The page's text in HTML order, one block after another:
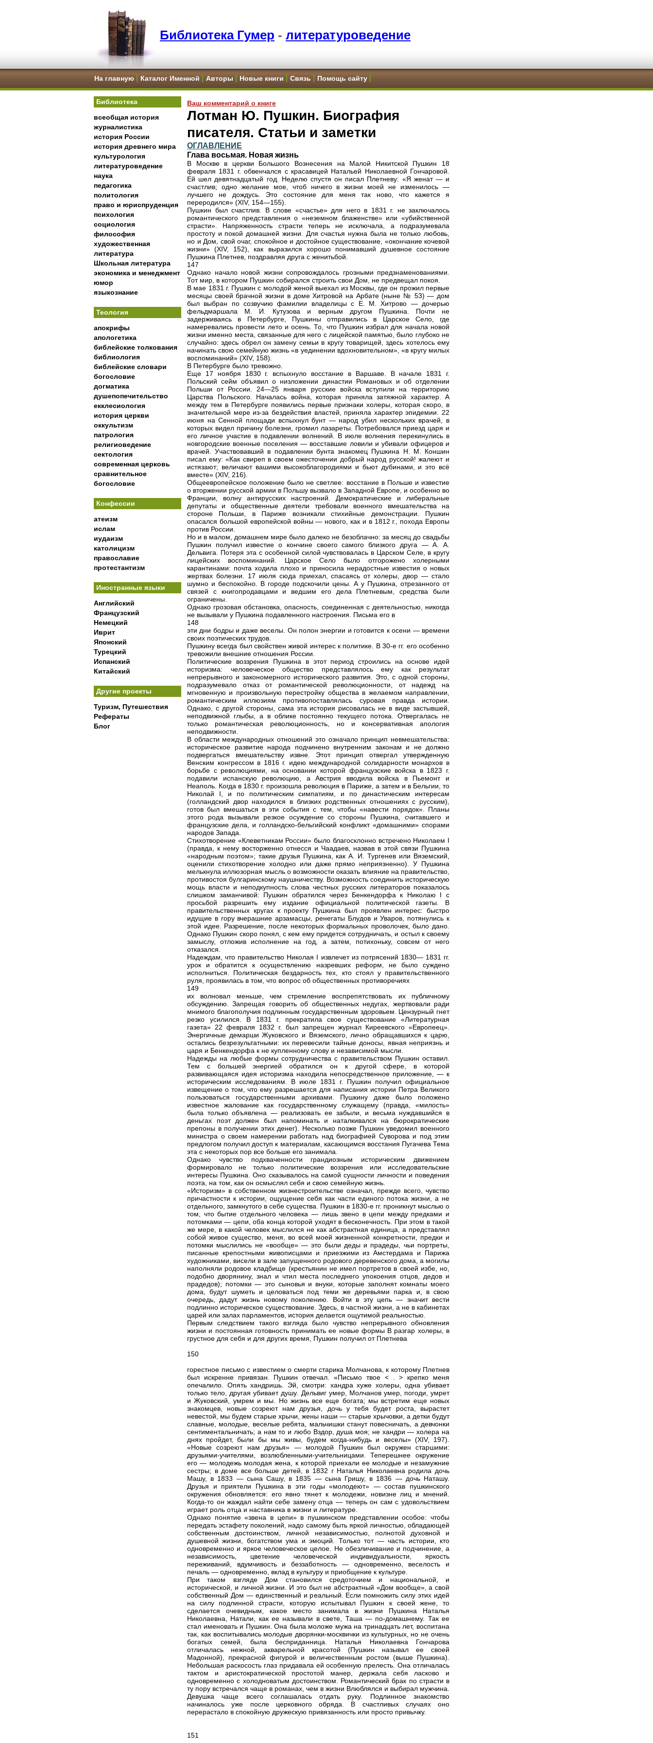
Библиотека Гумер - литературоведение
На главную Каталог Именной Авторы Новые книги Связь Помощь сайту
Библиотека
всеобщая история
журналистика
история России
история древнего мира
культурология
литературоведение
наука
педагогика
политология
право и юриспруденция
психология
социология
философия
художественная
литература
Школьная литература
экономика и менеджмент
юмор
языкознание
Теология
апокрифы
апологетика
библейские толкования
библиология
библейские словари
богословие
догматика
душепопечительство
екклесиология
история церкви
оккультизм
патрология
религиоведение
сектология
современная церковь
сравнительное
богословие
Конфессии
атеизм
ислам
иудаизм
католицизм
православие
протестантизм
Иностранные языки
Английский
Французский
Немецкий
Иврит
Японский
Турецкий
Испанский
Китайский
Другие проекты
Туризм, Путешествия
Рефераты
Блог
Ваш комментарий о книге
Лотман Ю. Пушкин. Биография
писателя. Статьи и заметки
ОГЛАВЛЕНИЕ
Глава восьмая. Новая жизнь
В Москве в церкви Большого Вознесения на Малой Никитской Пушкин 18
февраля 1831 г. обвенчался с красавицей Натальей Николаевной Гончаровой.
Ей шел девятнадцатый год. Неделю спустя он писал Плетневу: «Я женат — и
счастлив; одно желание мое, чтоб ничего в жизни моей не изменилось —
лучшего не дождусь. Это состояние для меня так ново, что кажется я
переродился» (XIV, 154—155).
Пушкин был счастлив. В слове «счастье» для него в 1831 г. не заключалось
романтического представления о «неземном блаженстве» или «убийственной
страсти». Напряженность страсти теперь не исключала, а подразумевала
простоту и покой домашней жизни. Для счастья нужна была не только любовь,
но и Дом, свой очаг, спокойное и достойное существование, «окончание кочевой
жизни» (XIV, 152), как выразился хорошо понимавший душевное состояние
Пушкина Плетнев, поздравляя друга с женитьбой.
147
Однако начало новой жизни сопровождалось грозными предзнаменованиями.
Тот мир, в котором Пушкин собирался строить свои Дом, не предвещал покоя.
В мае 1831 г. Пушкин с молодой женой выехал из Москвы, где он прожил первые
месяцы своей брачной жизни в доме Хитровой на Арбате (ныне № 53) — дом
был выбран по созвучию фамилии владелицы с Е. М. Хитрово — дочерью
фельдмаршала М. И. Кутузова и верным другом Пушкина. Почти не
задерживаясь в Петербурге, Пушкины отправились в Царское Село, где
намеревались провести лето и осень. То, что Пушкин избрал для начала новой
жизни именно места, связанные для него с лицейской памятью, было глубоко не
случайно: здесь обрел он замену семьи в кругу товарищей, здесь хотелось ему
начинать свою семейную жизнь «в уединении вдохновительном», «в кругу милых
воспоминаний» (XIV, 158).
В Петербурге было тревожно.
Еще 17 ноября 1830 г. вспыхнуло восстание в Варшаве. В начале 1831 г.
Польский сейм объявил о низложении династии Романовых и об отделении
Польши от России. 24—25 января русские войска вступили на территорию
Царства Польского. Началась война, которая приняла затяжной характер. А
между тем в Петербурге появились первые признаки холеры, которая скоро, в
значительной мере из-за бездействия властей, приняла характер эпидемии. 22
июня на Сенной площади вспыхнул бунт — народ убил нескольких врачей, в
которых видел причину болезни, громил лазареты. Потребовался приезд царя и
его личное участие в подавлении волнений. В июле волнения перекинулись в
новгородские военные поселения — восставшие ловили и убивали офицеров и
врачей. Участвовавший в подавлении бунта знакомец Пушкина Н. М. Коншин
писал ему: «Как свиреп в своем ожесточении добрый народ русской! жалеют и
истязают; величают вашими высокоблагородиями и бьют дубинами, и это всё
вместе» (XIV, 216).
Общеевропейское положение было не светлее: восстание в Польше и известие
о вторжении русской армии в Польшу вызвало в Западной Европе, и особенно во
Франции, волну антирусских настроений. Демократические и либеральные
депутаты и общественные деятели требовали военного вмешательства на
стороне Польши, в Париже возникали стихийные демонстрации. Пушкин
опасался большой европейской войны — нового, как и в 1812 г., похода Европы
против России.
Но и в малом, домашнем мире было далеко не безоблачно: за месяц до свадьбы
Пушкин получил известие о кончине своего самого близкого друга — А. А.
Дельвига. Потеря эта с особенной силой чувствовалась в Царском Селе, в кругу
лицейских воспоминаний. Царское Село было отгорожено холерными
карантинами: почта ходила плохо и приносила нерадостные известия о новых
жертвах болезни. 17 июля сюда приехал, спасаясь от холеры, двор — стало
шумно и беспокойно. В городе подскочили цены. А у Пушкина, отрезанного от
связей с книгопродавцами и ведшим его дела Плетневым, средства были
ограничены.
Однако грозовая обстановка, опасность, соединенная с деятельностью, никогда
не вызывали у Пушкина подавленного настроения. Письма его в
148
эти дни бодры и даже веселы. Он полон энергии и готовится к осени — времени
своих поэтических трудов.
Пушкину всегда был свойствен живой интерес к политике. В 30-е гг. его особенно
тревожили внешние отношения России.
Политические воззрения Пушкина в этот период строились на основе идей
историзма: человеческое общество представлялось ему как результат
непрерывного и закономерного исторического развития. Это, с одной стороны,
подразумевало отказ от романтической революционности, от надежд на
мгновенную и произвольную перестройку общества в желаемом направлении,
романтическим иллюзиям противопоставлялась суровая правда истории.
Однако, с другой стороны, сама эта история рисовалась не в виде застывшей,
неподвижной глыбы, а в облике постоянно текущего потока. Отвергалась не
только романтическая революционность, но и консервативная апология
неподвижности.
В области международных отношений это означало принцип невмешательства:
историческое развитие народа подчинено внутренним законам и не должно
подвергаться вмешательству извне. Этот принцип отвергал утвержденную
Венским конгрессом в 1816 г. идею международной солидарности монархов в
борьбе с революциями, на основании которой французские войска в 1823 г.
подавили испанскую революцию, а Австрия вводила войска в Пьемонт и
Неаполь. Когда в 1830 г. произошла революция в Париже, а затем и в Бельгии, то
Николай I, и по политическим симпатиям, и по династическим интересам
(голландский двор находился в близких родственных отношениях с русским),
готов был вмешаться в эти события с тем, чтобы «навести порядок». Планы
этого рода вызывали резкое осуждение со стороны Пушкина, считавшего и
французские дела, и голландско-бельгийский конфликт «домашними» спорами
народов Запада.
Стихотворение «Клеветникам России» было благосклонно встречено Николаем I
(правда, к нему восторженно отнесся и Чаадаев, назвав в этой связи Пушкина
«народным поэтом»; такие друзья Пушкина, как А. И. Тургенев или Вяземский,
оценили стихотворение холодно или даже прямо неприязненно). У Пушкина
мелькнула иллюзорная мысль о возможности оказать влияние на правительство,
противостоя булгаринскому наушничеству. Возможность соединить историческую
мощь власти и неподкупность слова честных русских литераторов показалось
слишком заманчивой: Пушкин обратился через Бенкендорфа к Николаю I с
просьбой разрешить ему издание официальной политической газеты. В
правительственных кругах к проекту Пушкина был проявлен интерес: быстро
идущие в гору вчерашние арзамасцы, ренегаты Блудов и Уваров, потянулись к
этой идее. Разрешение, после некоторых формальных проволочек, было дано.
Однако Пушкин скоро понял, с кем ему придется сотрудничать, и остыл к своему
замыслу, отложив исполнение на год, а затем, потихоньку, совсем от него
отказался.
Надеждам, что правительство Николая I извлечет из потрясений 1830— 1831 гг.
урок и обратится к осуществлению назревших реформ, не было суждено
исполниться. Политическая бездарность тех, кто стоял у правительственного
руля, проявилась в том, что вопрос об общественных противоречиях
149
их волновал меньше, чем стремление воспрепятствовать их публичному
обсуждению. Запрещая говорить об общественных недугах, жертвовали ради
мнимого благополучия подлинным государственным здоровьем. Цензурный гнет
резко усилился. В 1831 г. прекратила свое существование «Литературная
газета» 22 февраля 1832 г. был запрещен журнал Киреевского «Европеец».
Энергичные демарши Жуковского и Вяземского, лично обращавшихся к царю,
остались безрезультатными: их перевесили тайные доносы, явная неприязнь и
царя и Бенкендорфа к не купленному слову и независимой мысли.
Надежды на любые формы сотрудничества с правительством Пушкин оставил.
Тем с большей энергией обратился он к другой сфере, в которой
развивающаяся идея историзма находила непосредственное приложение, — к
историческим исследованиям. В июле 1831 г. Пушкин получил официальное
извещение о том, что ему разрешается для написания истории Петра Великого
пользоваться государственными архивами. Пушкину даже было положено
известное жалование как государственному служащему (правда, «милость»
была только объявлена — реализовать ее забыли, и весьма нуждавшийся в
деньгах поэт должен был напоминать и наталкивался на бюрократические
препоны в получении этих денег). Несколько позже Пушкин уведомил военного
министра о своем намерении работать над биографией Суворова и под этим
предлогом получил доступ к материалам, касающимся восстания Пугачева Тема
эта с некоторых пор все больше его занимала.
Однако чувство подхваченности грандиозным историческим движением
формировало не только политические воззрения или исследовательские
интересы Пушкина. Оно сказывалось на самой сущности личности и поведения
поэта, на том, как он осмыслял себя и свою семейную жизнь.
«Историзм» в собственном жизнестроительстве означал, прежде всего, чувство
причастности к истории, ощущение себя как части единого потока жизни, а не
отдельного, замкнутого в себе существа. Пушкин в 1830-е гг. проникнут мыслью о
том, что бытие отдельного человека — лишь звено в цепи между предками и
потомками — цепи, оба конца которой уходят в бесконечность. При этом в такой
же мере, в какой человек мыслился не как абстрактная единица, а представлял
собой живое существо, меня, во всей моей жизненной конкретности, предки и
потомки мыслились не «вообще» — это были деды и прадеды, чьи портреты,
писанные крепостными живописцами и приезжими из Амстердама и Парижа
художниками, висели в зале запущенного родового деревенского дома, а могилы
наполняли родовое кладбище (крестьянин не имел портретов в своей избе, но,
подобно дворянину, знал и чтил места последнего упокоения отцов, дедов и
прадедов); потомки — это сыновья и внуки, которые заполнят комнаты моего
дома, будут шуметь и целоваться под теми же деревьями парка и, в свою
очередь, дадут жизнь новому поколению. Войти в эту цепь — значит вести
подлинно историческое существование. Здесь, в частной жизни, а не в кабинетах
царей или залах парламентов, история делается ощутимой реальностью.
Первым следствием такого взгляда было чувство непрерывного обновления
жизни и постоянная готовность принимать ее новые формы В разгар холеры, в
грустное для себя и для других время, Пушкин получил от Плетнева
150
горестное письмо с известием о смерти старика Молчанова, к которому Плетнев
был искренне привязан. Пушкин отвечал. «Письмо твое < . > крепко меня
опечалило. Опять хандришь. Эй, смотри: хандра хуже холеры, одна убивает
только тело, другая убивает душу. Дельвиг умер, Молчанов умер, погоди, умрет
и Жуковский, умрем и мы. Но жизнь все еще богата; мы встретим еще новых
знакомцев, новые созреют нам друзья, дочь у тебя будет роста, вырастет
невестой, мы будем старые хрычи, жены наши — старые хрычовки, а детки будут
славные, молодые, веселые ребята, мальчишки станут повесничать, а девчонки
сентиментальничать; а нам то и любо Вздор, душа моя; не хандри — холера на
днях пройдет, были бы мы живы, будем когда-нибудь и веселы» (XIV, 197).
«Новые созреют нам друзья» — молодой Пушкин был окружен старшими:
друзьями-учителями, возлюбленными-учительницами. Теперешнее окружение
его — молодежь молодая жена, к которой приехали ее молодые и незамужние
сестры; в доме все больше детей, в 1832 г Наталья Николаевна родила дочь
Машу, в 1833 — сына Сашу, в 1835 — сына Гришу, в 1836 — дочь Наташу.
Друзья и приятели Пушкина в эти годы «молодеют» — состав пушкинского
окружения обновляется: его явно тянет к молодежи, новизне лиц и мнений.
Когда-то он жаждал найти себе замену отца — теперь он сам с удовольствием
играет роль отца и наставника в жизни и литературе.
Однако понятие «звена в цепи» в пушкинском представлении особое: чтобы
передать эстафету поколений, надо самому быть яркой личностью, обладающей
собственным достоинством, личной независимостью, полнотой духовной и
душевной жизни, богатством ума и эмоций. Только тот — часть истории, кто
одновременно и яркое человеческое целое. Не обезличивание и подчинение, а
независимость, цветение человеческой индивидуальности, яркость
переживаний, вдумчивость и беззаботность — одновременно, веселость и
печаль — одновременно, вклад в культуру и приобщение к культуре.
При таком взгляде Дом становился средоточием и национальной, и
исторической, и личной жизни. И это был не абстрактный «Дом вообще», а свой
собственный Дом — единственный и реальный. Если помножить силу этих идей
на силу подлинной страсти, которую испытывал Пушкин к своей жене, то
сделается очевидным, какое место занимала в жизни Пушкина Наталья
Николаевна, Натали, как ее называли в свете, Таша — по-домашнему. Так ее
стал именовать и Пушкин. Она была моложе мужа на тринадцать лет, воспитана
так, как воспитывались молодые дворянки-москвички из культурных, но не очень
богатых семей, была бесприданница. Наталья Николаевна Гончарова
отличалась нежной, акварельной красотой (Пушкин называл ее своей
Мадонной), прекрасной фигурой и величественным ростом (выше Пушкина).
Небольшая раскосость глаз придавала ей особенную прелесть. Она отличалась
тактом и аристократической простотой манер, держала себя ласково и
одновременно с холодноватым достоинством. Романтический брак по страсти в
ту пору встречался чаще в романах, чем в жизни Влюблялся и выбирал мужчина.
Девушка чаще всего соглашалась отдать руку. Подлинное знакомство
начиналось уже после церковного обряда. В счастливых случаях оно
перерастало в спокойную дружескую привязанность или просто привычку.
151